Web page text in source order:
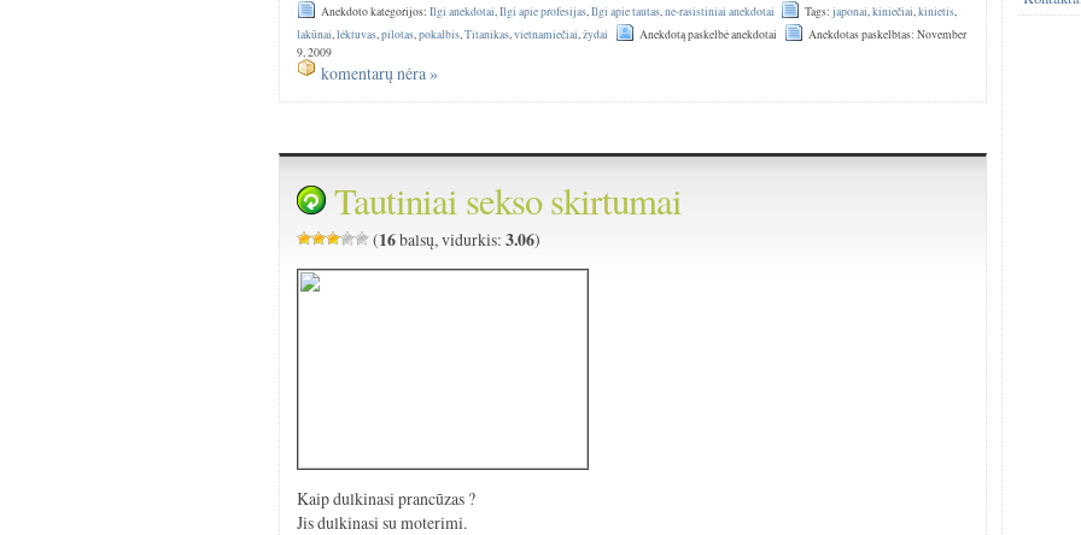
Anekdoto kategorijos:Ilgi anekdotai ,Ilgi apie profesijas ,Ilgi apie tautas ,ne-rasistiniai anekdotai Tags:japonai ,kiniečiai ,kinietis
lakūnai ,lėktuvas ,pilotas ,pokalbis ,Titanikas ,vietnamiečiai ,žydai Anekdotą paskelbė anekdotai
Anekdotas paskelbtas: November
9, 2009
komentarų nėra »
Tautiniai sekso skirtumai
(16balsų, vidurkis:3.06)
Kaip dulkinasi prancūzas ?
Jis dulkinasi su moterimi.